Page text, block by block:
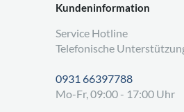
Kundeninformation
Service Hotline
Telefonische
0931 66397788
Mo-Fr, 09:00 - 17:00 Uhr